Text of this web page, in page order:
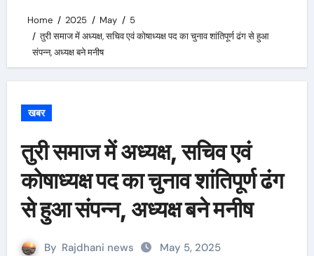
Home 2025 May
5
तुरी समाज में अध्यक्ष, सचिव एवं कोषाध्यक्ष पद का चुनाव शांतिपूर्ण ढंग से हुआ
संपन्न, अध्यक्ष बने मनीष
खबर
तुरी समाज में अध्यक्ष, सचिव एवं
कोषाध्यक्ष पद का चुनाव शांतिपूर्ण ढंग
से हुआ संपन्न, अध्यक्ष बने मनीष
By Rajdhani news May 5, 2025